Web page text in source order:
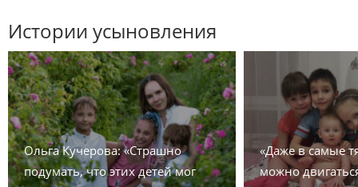
Истории усыновления
Ольга Кучерова: «Страшно
подумать, что этих детей мог
«Даже в самые
можно